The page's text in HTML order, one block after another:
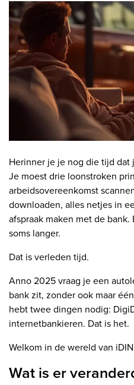
Herinner je je nog die tijd
Je moest drie loonstroken
arbeidsovereenkomst
downloaden, alles netjes in
afspraak maken met de
soms langer.
Dat is verleden tijd.
Anno 2025 vraag je een
bank zit, zonder ook maar
hebt twee dingen nodig:
internetbankieren. Dat is het.
Welkom in de wereld van
Wat is er